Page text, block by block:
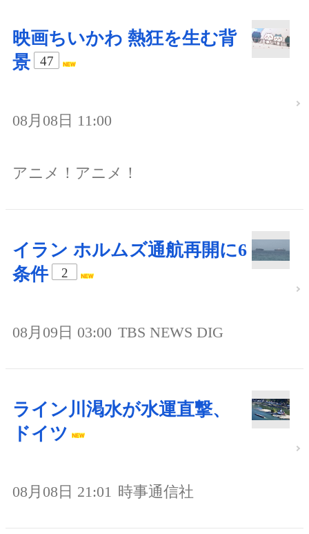
映画ちいかわ 熱狂を生む背
景
47
08月08日 11:00
アニメ！アニメ！
イラン ホルムズ通航再開に6
条件
2
08月09日 03:00 TBS NEWS DIG
ライン川渇水が水運直撃、
ドイツ
08月08日 21:01 時事通信社